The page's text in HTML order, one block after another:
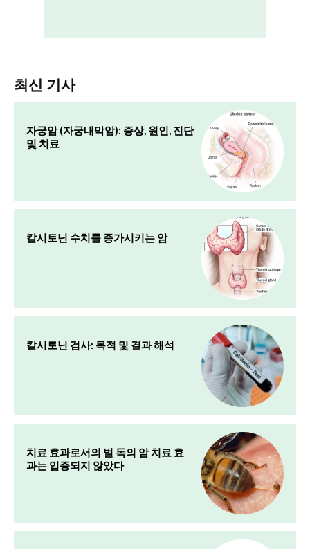
최신 기사
자궁암 (자궁내막암): 증상, 원인, 진단
및 치료
칼시토닌 수치를 증가시키는 암
칼시토닌 검사: 목적 및 결과 해석
치료 효과로서의 벌 독의 암 치료 효
과는 입증되지 않았다